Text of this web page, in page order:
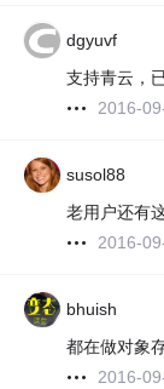
dgyuvf
支持青云，
2016-
susol88
老用户还有
2016-
bhuish
都在做对象
2016-